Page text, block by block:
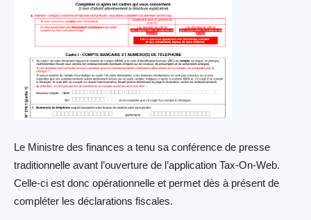
Le Ministre des finances a tenu sa conférence de presse
traditionnelle avant l’ouverture de l’application Tax-On-Web.
Celle-ci est donc opérationnelle et permet dès à présent de
compléter les déclarations fiscales.